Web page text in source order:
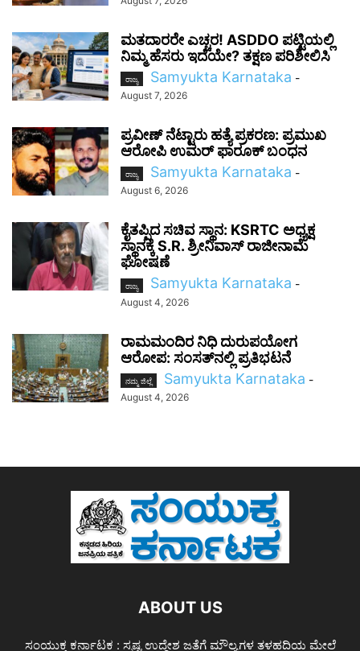
ಮತದಾರರೇ ಎಚ್ಚರ! ASDDO ಪಟ್ಟಿಯಲ್ಲಿ
ನಿಮ್ಮ ಹೆಸರು ಇದೆಯೇ? ತಕ್ಷಣ ಪರಿಶೀಲಿಸಿ
ರಾಜ್ಯ Samyukta Karnataka -
August 7, 2026
ಪ್ರವೀಣ್ ನೆಟ್ಟಾರು ಹತ್ಯೆ ಪ್ರಕರಣ: ಪ್ರಮುಖ
ಆರೋಪಿ ಉಮರ್ ಫಾರೂಕ್ ಬಂಧನ
ರಾಜ್ಯ Samyukta Karnataka -
August 6, 2026
ಕೈತಪ್ಪಿದ ಸಚಿವ ಸ್ಥಾನ: KSRTC ಅಧ್ಯಕ್ಷ
ಸ್ಥಾನಕ್ಕೆ S.R. ಶ್ರೀನಿವಾಸ್ ರಾಜೀನಾಮೆ
ಘೋಷಣೆ
ರಾಜ್ಯ Samyukta Karnataka -
August 4, 2026
ರಾಮಮಂದಿರ ನಿಧಿ ದುರುಪಯೋಗ
ಆರೋಪ: ಸಂಸತ್‌ನಲ್ಲಿ ಪ್ರತಿಭಟನೆ
ನಮ್ಮ ಜಿಲ್ಲೆ Samyukta Karnataka -
August 4, 2026
ABOUT US
ಸಂಯುಕ್ತ ಕರ್ನಾಟಕ : ಸ್ಪಷ್ಟ ಉದ್ದೇಶ ಜತೆಗೆ ಮೌಲ್ಯಗಳ ತಳಹದಿಯ ಮೇಲೆ